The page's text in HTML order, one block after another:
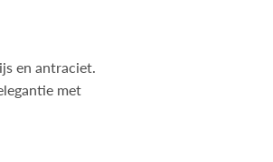
en antraciet.
met